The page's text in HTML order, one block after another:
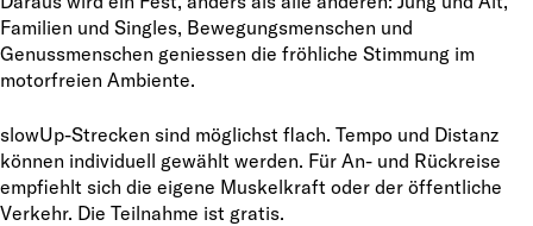
Familien und Singles, Bewegungsmenschen und
Genussmenschen geniessen die fröhliche Stimmung im
motorfreien Ambiente.
slowUp-Strecken sind möglichst flach. Tempo und Distanz
können individuell gewählt werden. Für An- und Rückreise
empfiehlt sich die eigene Muskelkraft oder der öffentliche
Verkehr. Die Teilnahme ist gratis.